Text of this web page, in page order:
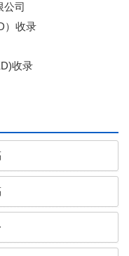
公司
）收录
收录